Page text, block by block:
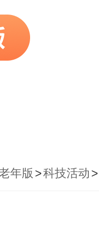
年版 >科技活动 >